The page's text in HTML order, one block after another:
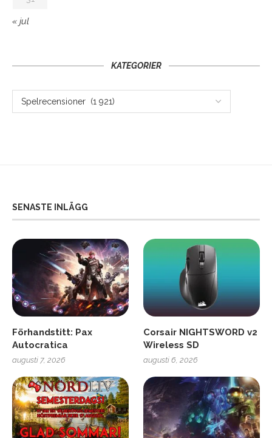
« jul
KATEGORIER
SENASTE INLÄGG
Förhandstitt: Pax
Autocratica
augusti 7, 2026
Corsair NIGHTSWORD v2
Wireless SD
augusti 6, 2026